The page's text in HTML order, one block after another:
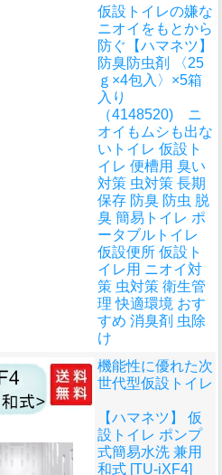
仮設トイレの嫌な
ニオイをもとから
防ぐ 【ハマネツ】
防臭防虫剤 〈25
ｇ×4包入〉×5箱
入り
（4148520) ニ
オイもムシも出な
いトイレ 仮設ト
イレ 便槽用 臭い
対策 虫対策 長期
保存 防臭 防虫 脱
臭 簡易トイレ ポ
ータブルトイレ
仮設便所 仮設ト
イレ用 ニオイ対
策 虫対策 衛生管
理 快適環境 おす
すめ 消臭剤 虫除
け
機能性に優れた次
世代型仮設トイレ
【ハマネツ】 仮
設トイレ ポンプ
式簡易水洗 兼用
和式 [TU-iXF4]